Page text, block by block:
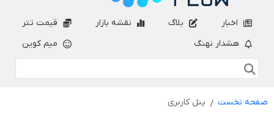
اخبار بلاگ نقشه بازار
قیمت تتر
هشدار نهنگ
میم کوین
صفحه نخست پنل کاربری